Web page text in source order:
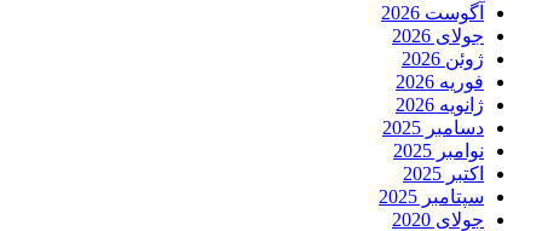
آگوست 2026
جولای 2026
ژوئن 2026
فوریه 2026
ژانویه 2026
دسامبر 2025
نوامبر 2025
اکتبر 2025
سپتامبر 2025
جولای 2020